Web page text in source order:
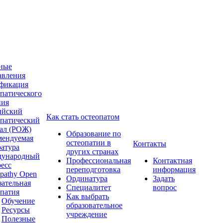
(РОЖ)
Open
Обучение
Ресурсы
Полезные
Как стать остеопатом
Образование по
остеопатии в
других странах
Профессиональная
переподготовка
Ординатура
Специалитет
Как выбрать
образовательное
учреждение
Контакты
Контактная
информация
Задать
вопрос